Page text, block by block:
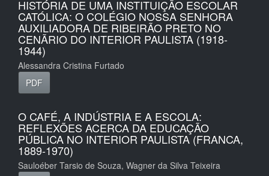
HISTÓRIA DE UMA INSTITUIÇÃO ESCOLAR
CATÓLICA: O COLÉGIO NOSSA SENHORA
AUXILIADORA DE RIBEIRÃO PRETO NO
CENÃRIO DO INTERIOR PAULISTA (1918-
1944)
Alessandra Cristina Furtado
PDF
O CAFÉ, A INDÚSTRIA E A ESCOLA:
REFLEXÕES ACERCA DA EDUCAÇÃO
PÚBLICA NO INTERIOR PAULISTA (FRANCA,
1889-1970)
Sauloéber Tarsio de Souza, Wagner da Silva Teixeira